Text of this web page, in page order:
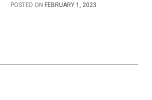
POSTED ON FEBRUARY 1, 2023